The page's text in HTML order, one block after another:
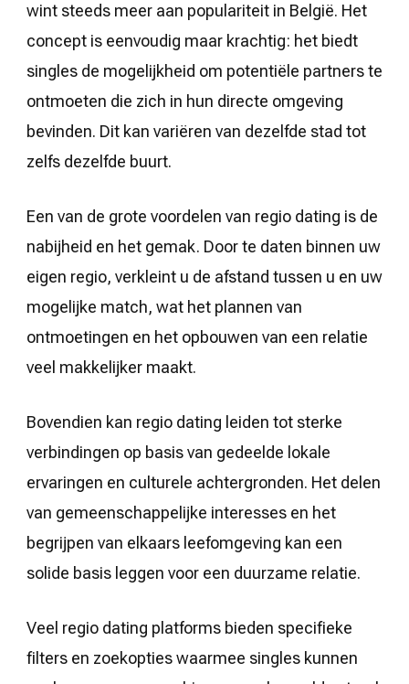
wint steeds meer aan populariteit in België. Het
concept is eenvoudig maar krachtig: het biedt
singles de mogelijkheid om potentiële partners te
ontmoeten die zich in hun directe omgeving
bevinden. Dit kan variëren van dezelfde stad tot
zelfs dezelfde buurt.
Een van de grote voordelen van regio dating is de
nabijheid en het gemak. Door te daten binnen uw
eigen regio, verkleint u de afstand tussen u en uw
mogelijke match, wat het plannen van
ontmoetingen en het opbouwen van een relatie
veel makkelijker maakt.
Bovendien kan regio dating leiden tot sterke
verbindingen op basis van gedeelde lokale
ervaringen en culturele achtergronden. Het delen
van gemeenschappelijke interesses en het
begrijpen van elkaars leefomgeving kan een
solide basis leggen voor een duurzame relatie.
Veel regio dating platforms bieden specifieke
filters en zoekopties waarmee singles kunnen